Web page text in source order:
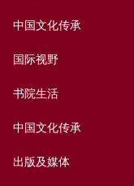
中国文化传承
国际视野
书院生活
中国文化传承
出版及媒体